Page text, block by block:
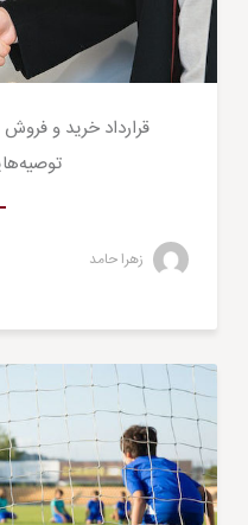
قرارداد خرید و
زهرا حامد